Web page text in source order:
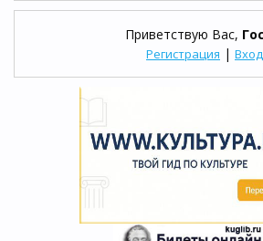
Приветствую Вас,
Регистрация | Вход